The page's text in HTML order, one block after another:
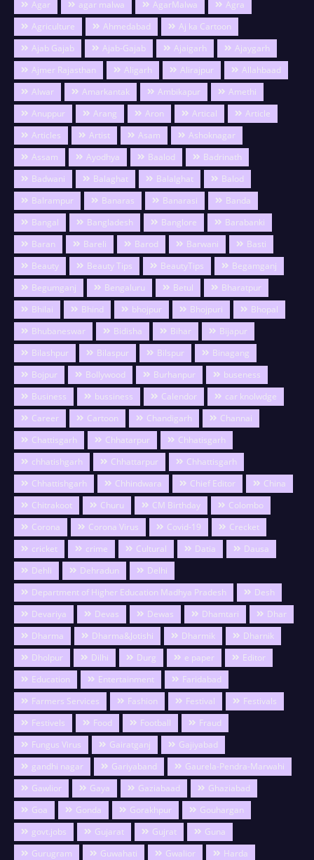
Agar agar malwa AgarMalwa
Agra
Agriculture
Ahmedabad
Aj ka Cartoon
Ajab Gajab
Ajab-Gajab Ajaigarh
Ajaygarh
Ajmer Rajasthan
Aligarh Alirajpur
Allahbaad
Alwar
Amarkantak Ambikapur
Amethi
Anuppur
Arang Aron Artical
Article
Articles
Artist Asam
Ashoknagar
Assam
Ayodhya Baalod
Badrinath
Badwani
Balaghat Balalghat
Balod
Balrampur
Banaras Banarasi
Banda
Bangal
Bangladesh Banglore
Barabanki
Baran
Bareli Barod Barwani
Basti
Beauty
Beauty Tips BeautyTips
Begamganj
Begumganj
Bengaluru Betul
Bharatpur
Bhilai
Bhind bhojpur Bhojpuri
Bhopal
Bhubaneswar
Bidisha Bihar
Bijapur
Bilashpur
Bilaspur Bilspur
Binagang
Bojpur
Bollywood Burhanpur
buseness
Business
bussiness Calendor
car knolwdge
Career
Cartoon Chandigarh
Channai
Chattisgarh
Chhatarpur
Chhatisgarh
chhatishgarh
Chhattarpur
Chhattisgarh
Chhattishgarh
Chhindwara Chief Editor
China
Chitrakoot
Churu CM Birthday
Colombo
Corona
Corona Virus Covid-19
Crecket
cricket
crime Cultural Datia
Dausa
Dehli
Dehradun
Delhi
Department of Higher Education Madhya Pradesh
Desh
Devariya
Devas Dewas Dhamtari
Dhar
Dharma
Dharma&Jotishi Dharmik
Dharnik
Dholpur
Dilhi Durg e paper
Editor
Education
Entertainment
Faridabad
Farmers Services
Fashion Festival
Festivals
Festivels
Food Football
Fraud
Fungus Virus
Gairatganj
Gajiyabad
gandhi nagar
Gariyaband
Gaurela-Pendra-Marwahi
Gawlior
Gaya Gaziabaad
Ghaziabad
Goa
Gonda Gorakhpur
Gouhargan
govt.jobs
Gujarat Gujrat
Guna
Gurugram
Guwahati Gwalior
Harda